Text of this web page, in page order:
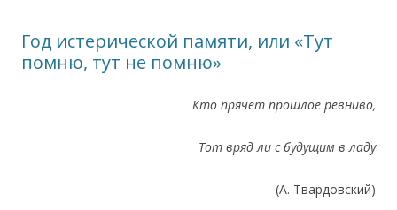
Год истерической памяти, или «Тут
помню, тут не помню»
Кто прячет прошлое ревниво,
Тот вряд ли с будущим в ладу
(А. Твардовский)